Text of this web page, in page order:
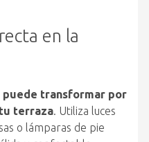
en la
puede transformar por
terraza. Utiliza luces
o lámparas de pie